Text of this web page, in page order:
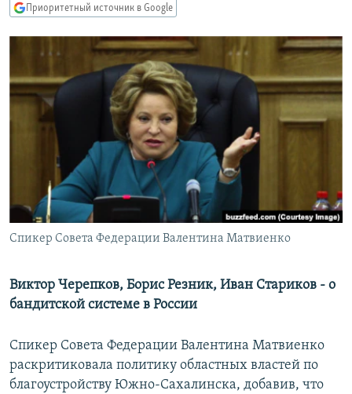
Вернутся
КАВКАЗ.РЕАЛИИ
СЕВЕР.РЕАЛИИ
СИБИРЬ.РЕАЛИИ
РАСПИСАНИЕ ВЕЩАНИЯ
ПОДПИШИТЕСЬ НА РАССЫЛКУ
СОЦИАЛЬНЫЕ СЕТИ
Все сайты РСЕ/РС
Приоритетный источник в Google
Спикер Совета Федерации Валентина Матвиенко
Виктор Черепков, Борис Резник, Иван Стариков - о
бандитской системе в России
Спикер Совета Федерации Валентина Матвиенко
раскритиковала политику областных властей по
благоустройству Южно-Сахалинска, добавив, что